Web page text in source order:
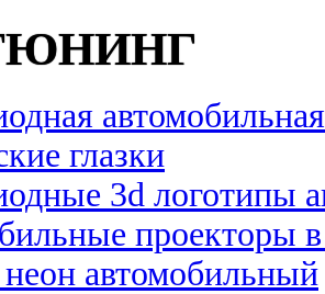
глазки
3d логотипы
проекторы
автомобильный